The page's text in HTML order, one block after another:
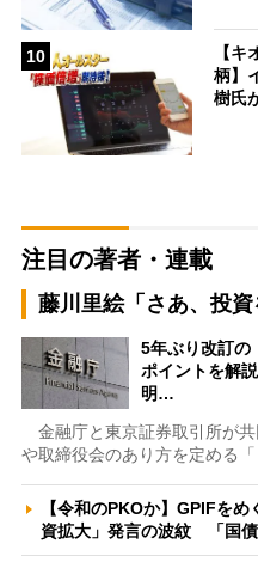
10
【
柄】
樹氏
注目の著者・連載
藤川里絵「さあ、投資
5年ぶり改訂の
ポイントを解
明…
金融庁と東京証券取引所が
や取締役会のあり方を定める
【令和のPKOか】GPIFを
資拡大」発言の波紋 「国